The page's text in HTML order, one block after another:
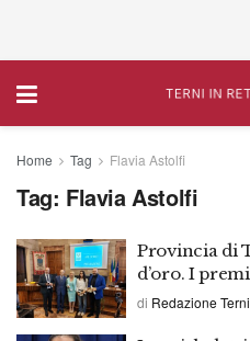
Home Tag Flavia Astolfi
Tag: Flavia Astolfi
Provincia di
d’oro. I
di Redazione